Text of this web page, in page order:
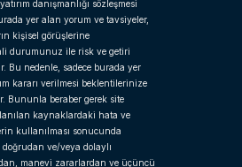
danışmanlığı sözleşmesi
yer alan yorum ve tavsiyeler,
kişisel görüşlerine
durumunuz ile risk ve getiri
Bu nedenle, sadece burada yer
kararı verilmesi beklentilerinize
Bununla beraber gerek site
kaynaklardaki hata ve
kullanılması sonucunda
doğrudan ve/veya dolaylı
manevi zararlardan ve üçüncü